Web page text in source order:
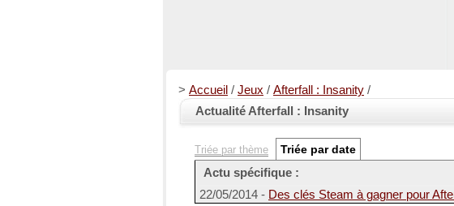
> Accueil / Jeux / Afterfall : Insanity /
Actualité Afterfall : Insanity
Triée par thème
Triée par date
Actu spécifique :
22/05/2014 - Des clés Steam à gagner pour